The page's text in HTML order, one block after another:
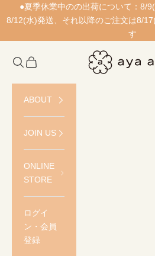
コンテンツへスキップ
●夏季休業中のの出荷について：8/
8/12(水)発送、それ以降のご注文は8/
す
愛波あや公式ス
検索を開く
カートを開く
ABOUT
JOIN US
ONLINE
STORE
ログイ
ン・会員
登録